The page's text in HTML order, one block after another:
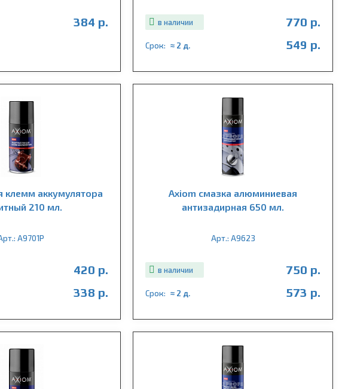
384 р. в наличии 770 р.
Срок: ≈ 2 д. 549 р.
клемм аккумулятора
210 мл.
A9701P
420 р.
338 р.
Axiom смазка алюминиевая
антизадирная 650 мл.
Арт.: A9623
в наличии 750 р.
Срок: ≈ 2 д. 573 р.